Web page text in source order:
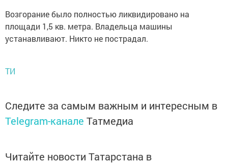
Возгорание было полностью ликвидировано на
площади 1,5 кв. метра. Владельца машины
устанавливают. Никто не пострадал.
ТИ
Следите за самым важным и интересным в
Telegram-канале Татмедиа
Читайте новости Татарстана в